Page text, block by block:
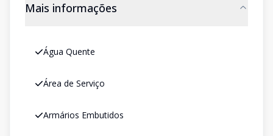
Mais informações
Água Quente
Área de Serviço
Armários Embutidos